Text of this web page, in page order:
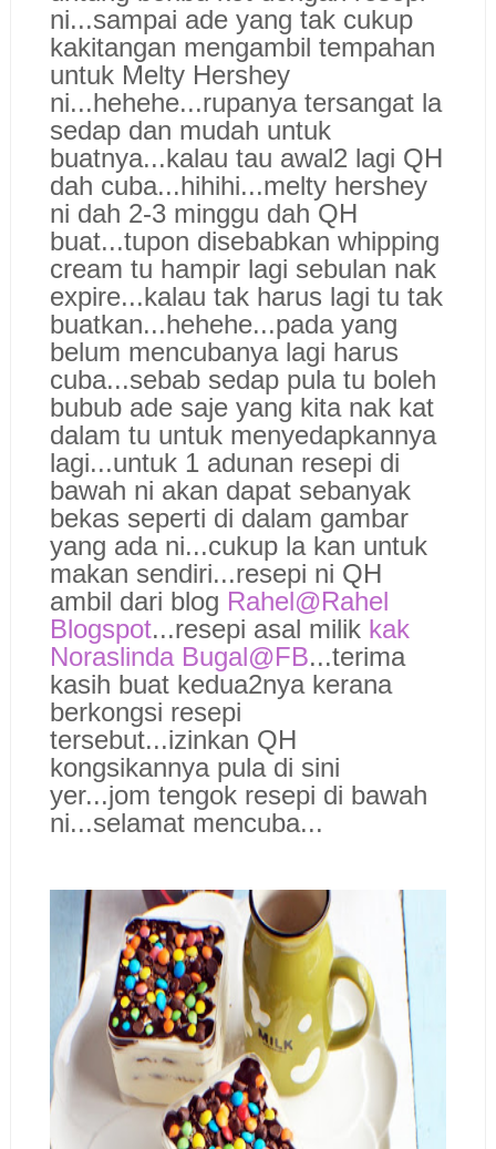
ni...sampai ade yang tak cukup
kakitangan mengambil tempahan
untuk Melty Hershey
ni...hehehe...rupanya tersangat la
sedap dan mudah untuk
buatnya...kalau tau awal2 lagi QH
dah cuba...hihihi...melty hershey
ni dah 2-3 minggu dah QH
buat...tupon disebabkan whipping
cream tu hampir lagi sebulan nak
expire...kalau tak harus lagi tu tak
buatkan...hehehe...pada yang
belum mencubanya lagi harus
cuba...sebab sedap pula tu boleh
bubub ade saje yang kita nak kat
dalam tu untuk menyedapkannya
lagi...untuk 1 adunan resepi di
bawah ni akan dapat sebanyak
bekas seperti di dalam gambar
yang ada ni...cukup la kan untuk
makan sendiri...resepi ni QH
ambil dari blog Rahel@Rahel
Blogspot...resepi asal milik kak
Noraslinda Bugal@FB...terima
kasih buat kedua2nya kerana
berkongsi resepi
tersebut...izinkan QH
kongsikannya pula di sini
yer...jom tengok resepi di bawah
ni...selamat mencuba...